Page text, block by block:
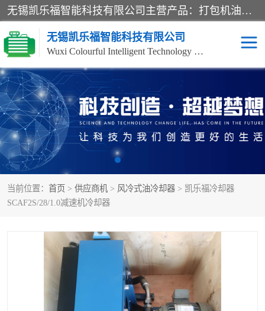
无锡凯乐福智能科技有限公司主营产品：打包机油泵、风冷式油冷却器、液压阀、液压泵、冷却器、过滤器及气动元器件。公司主导生产齿轮泵、齿轮马达、液压阀等产品。共计100多个系列、3000余种规格。覆盖了液压系统的动力元件、控制元件和执行元件，具备较强的成套供货、服务能力。
无锡凯乐福智能科技有限公司
Wuxi Colourful Intelligent Technology Co., Ltd
当前位置： 首页 > 供应商机 > 风冷式油冷却器 > 凯乐福冷却器
SCAF2S/28/1.0减速机冷却器
齿轮泵 机床冷却泵
风冷式油冷却器 叶片泵
液压马达
柱塞泵 方向阀
高压球阀 电机
列管式油冷却器